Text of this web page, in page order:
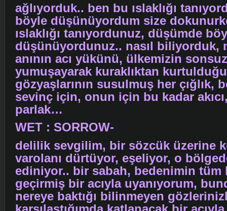
ağlıyorduk.. ben bu ıslaklığı
böyle düşünüyordum size
ıslaklığı tanıyordunuz, düşümde
düşünüyordunuz.. nasıl biliyorduk,
anının acı yükünü, ülkemizin
yumuşayarak kuraklıktan
gözyaşlarının susulmuş her çığlık,
sevinç için, onun için bu kadar
parlak…
WET : SORROW-
delilik sevgilim, bir sözcük üzerine
varolanı dürtüyor, eşeliyor, o
ediniyor.. bir sabah, bedenimin tüm
geçirmiş bir acıyla uyanıyorum,
nereye baktığı bilinmeyen